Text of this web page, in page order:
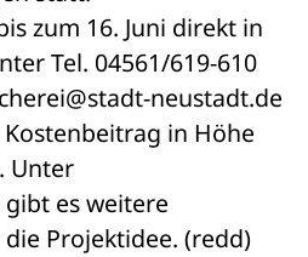
zum 16. Juni direkt in
Tel. 04561/619-610
neustadt.de
in Höhe
Unter
es weitere
Projektidee. (redd)